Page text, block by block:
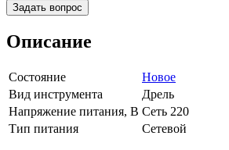
Задать вопрос
Описание
Состояние
Новое
Вид инструмента
Дрель
Напряжение питания, В Сеть 220
Тип питания
Сетевой